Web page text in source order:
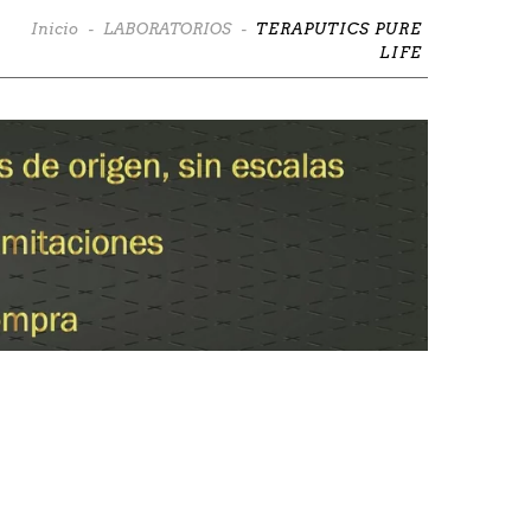
Inicio - LABORATORIOS - TERAPUTICS PURE
LIFE